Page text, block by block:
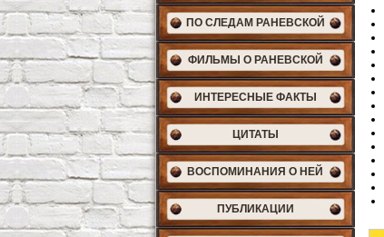
ПО СЛЕДАМ РАНЕВСКОЙ
ФИЛЬМЫ О РАНЕВСКОЙ
ИНТЕРЕСНЫЕ ФАКТЫ
ЦИТАТЫ
ВОСПОМИНАНИЯ О НЕЙ
ПУБЛИКАЦИИ